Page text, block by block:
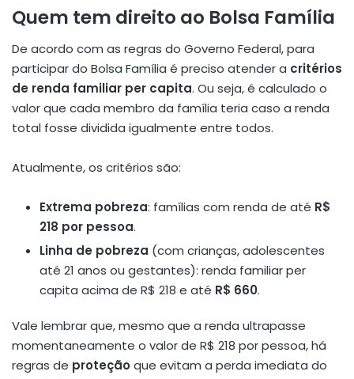
Quem tem direito ao Bolsa Família
De acordo com as regras do Governo Federal, para
participar do Bolsa Família é preciso atender a critérios
de renda familiar per capita. Ou seja, é calculado o
valor que cada membro da família teria caso a renda
total fosse dividida igualmente entre todos.
Atualmente, os critérios são:
Extrema pobreza: famílias com renda de até R$
218 por pessoa.
Linha de pobreza (com crianças, adolescentes
até 21 anos ou gestantes): renda familiar per
capita acima de R$ 218 e até R$ 660.
Vale lembrar que, mesmo que a renda ultrapasse
momentaneamente o valor de R$ 218 por pessoa, há
regras de proteção que evitam a perda imediata do